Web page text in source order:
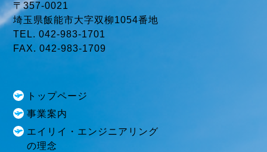
〒357-0021
埼玉県飯能市大字双柳1054番地
TEL. 042-983-1701
FAX. 042-983-1709
トップページ
事業案内
エイリイ・エンジニアリング
の理念